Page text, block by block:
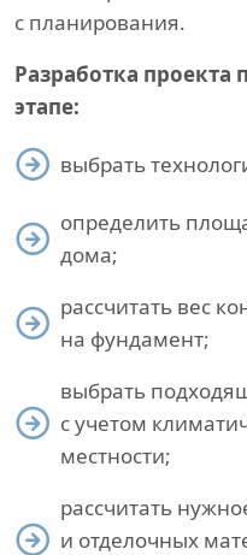
с планирования.
Разработка проекта
этапе:
выбрать
определить
дома;
рассчитать вес
на фундамент;
выбрать
с учетом
местности;
рассчитать
и отделочных